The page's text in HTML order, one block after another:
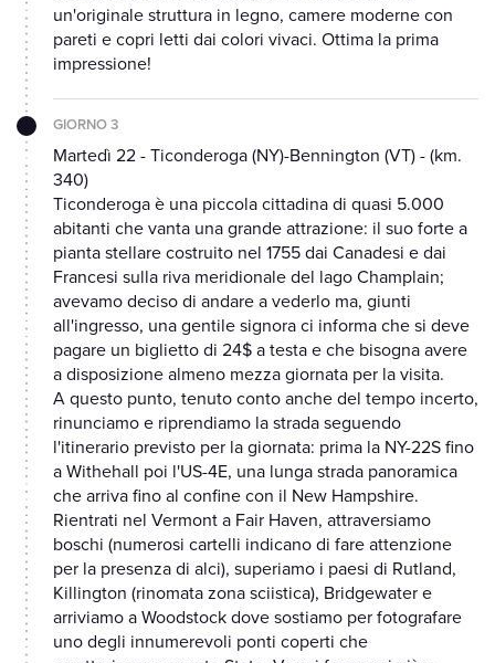
un'originale struttura in legno, camere moderne con
pareti e copri letti dai colori vivaci. Ottima la prima
impressione!
GIORNO 3
Martedì 22 - Ticonderoga (NY)-Bennington (VT) - (km.
340)
Ticonderoga è una piccola cittadina di quasi 5.000
abitanti che vanta una grande attrazione: il suo forte a
pianta stellare costruito nel 1755 dai Canadesi e dai
Francesi sulla riva meridionale del lago Champlain;
avevamo deciso di andare a vederlo ma, giunti
all'ingresso, una gentile signora ci informa che si deve
pagare un biglietto di 24$ a testa e che bisogna avere
a disposizione almeno mezza giornata per la visita.
A questo punto, tenuto conto anche del tempo incerto,
rinunciamo e riprendiamo la strada seguendo
l'itinerario previsto per la giornata: prima la NY-22S fino
a Withehall poi l'US-4E, una lunga strada panoramica
che arriva fino al confine con il New Hampshire.
Rientrati nel Vermont a Fair Haven, attraversiamo
boschi (numerosi cartelli indicano di fare attenzione
per la presenza di alci), superiamo i paesi di Rutland,
Killington (rinomata zona sciistica), Bridgewater e
arriviamo a Woodstock dove sostiamo per fotografare
uno degli innumerevoli ponti coperti che